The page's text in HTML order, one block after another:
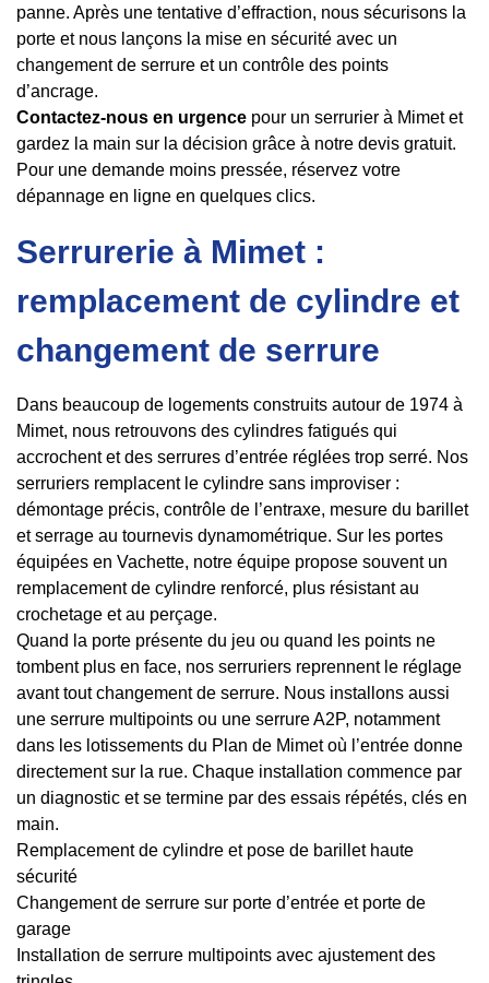
panne. Après une tentative d’effraction, nous sécurisons la
porte et nous lançons la mise en sécurité avec un
changement de serrure et un contrôle des points
d’ancrage.
Contactez-nous en urgence pour un serrurier à Mimet et
gardez la main sur la décision grâce à notre devis gratuit.
Pour une demande moins pressée, réservez votre
dépannage en ligne en quelques clics.
Serrurerie à Mimet :
remplacement de cylindre et
changement de serrure
Dans beaucoup de logements construits autour de 1974 à
Mimet, nous retrouvons des cylindres fatigués qui
accrochent et des serrures d’entrée réglées trop serré. Nos
serruriers remplacent le cylindre sans improviser :
démontage précis, contrôle de l’entraxe, mesure du barillet
et serrage au tournevis dynamométrique. Sur les portes
équipées en Vachette, notre équipe propose souvent un
remplacement de cylindre renforcé, plus résistant au
crochetage et au perçage.
Quand la porte présente du jeu ou quand les points ne
tombent plus en face, nos serruriers reprennent le réglage
avant tout changement de serrure. Nous installons aussi
une serrure multipoints ou une serrure A2P, notamment
dans les lotissements du Plan de Mimet où l’entrée donne
directement sur la rue. Chaque installation commence par
un diagnostic et se termine par des essais répétés, clés en
main.
Remplacement de cylindre et pose de barillet haute
sécurité
Changement de serrure sur porte d’entrée et porte de
garage
Installation de serrure multipoints avec ajustement des